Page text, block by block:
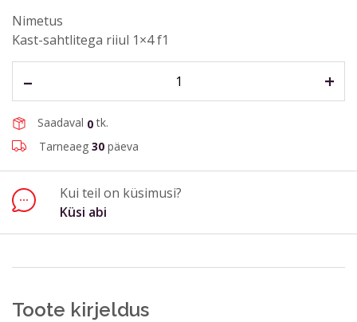
Nimetus
Kast-sahtlitega riiul 1×4 f1
– +
Saadaval 0tk.
Tarneaeg 30 päeva
Kui teil on küsimusi?
Küsi abi
Toote kirjeldus